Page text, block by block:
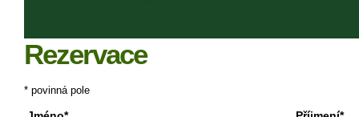
Rezervace
* povinná pole